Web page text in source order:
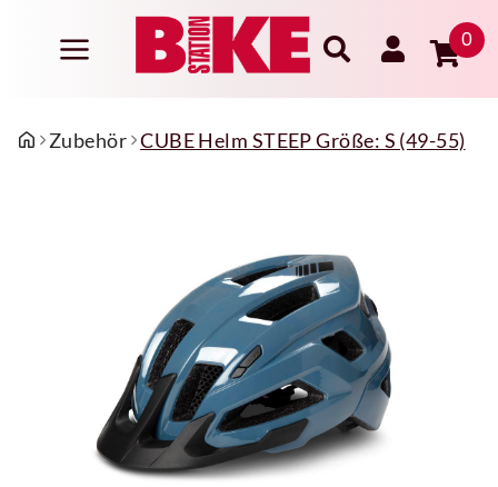
0
Zubehör CUBE Helm STEEP Größe: S (49-55)